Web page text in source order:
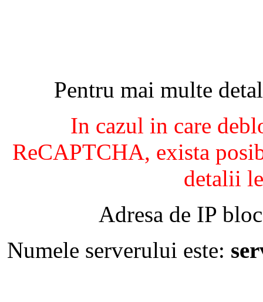
Pentru mai multe
In cazul in care
ReCAPTCHA, exista
detalii
Adresa de IP
Numele serverului este: